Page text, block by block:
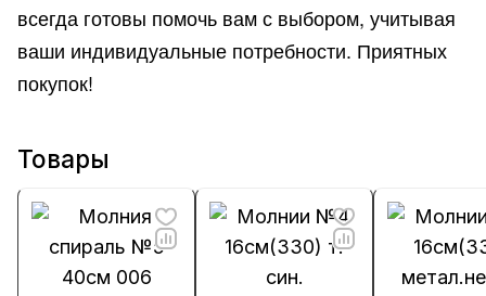
всегда готовы помочь вам с выбором, учитывая
ваши индивидуальные потребности. Приятных
покупок!
Товары